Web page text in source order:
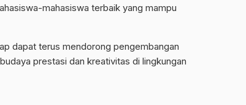
mahasiswa terbaik yang mampu
dapat terus mendorong pengembangan
prestasi dan kreativitas di lingkungan